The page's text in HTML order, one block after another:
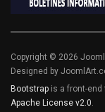
Copyright © 2026
Designed by
Bootstrap is a front-end
Apache License v2.0